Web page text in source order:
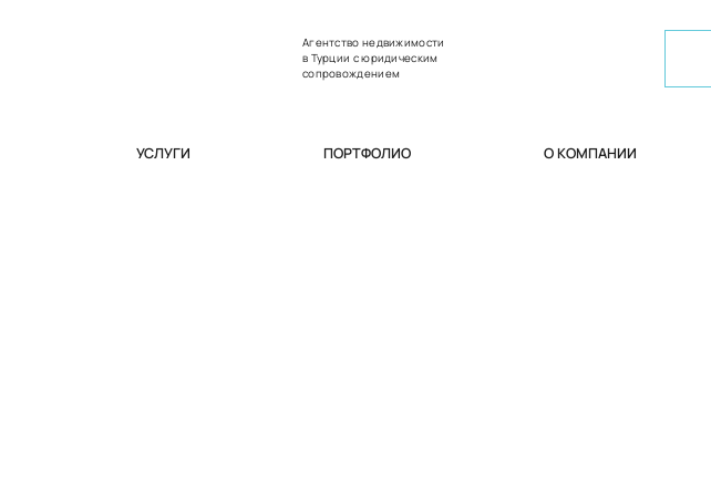
Агентство недвижимости
в Турции с юридическим
сопровождением
УСЛУГИ ПОРТФОЛИО О КОМПАНИИ